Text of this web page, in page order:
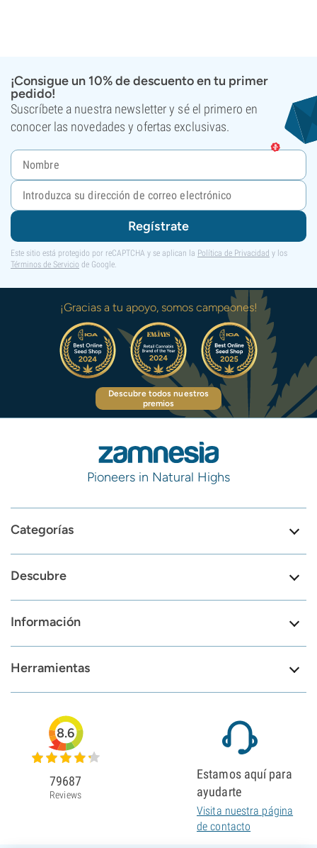
¡Consigue un 10% de descuento en tu primer
pedido!
Suscríbete a nuestra newsletter y sé el primero en
conocer las novedades y ofertas exclusivas.
Regístrate
Este sitio está protegido por reCAPTCHA y se aplican la Política de Privacidad y los
Términos de Servicio de Google.
¡Gracias a tu apoyo, somos campeones!
Descubre todos nuestros
premios
Pioneers in Natural Highs
Categorías
Descubre
Información
Herramientas
8.6
79687
Reviews
Estamos aquí para
ayudarte
Visita nuestra página
de contacto